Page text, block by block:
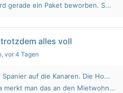
gerade ein Paket beworben. S...
alles voll
, vor 4 Tagen
Spanier auf die Kanaren. Die Ho...
merkt man das an den Mietwohn...